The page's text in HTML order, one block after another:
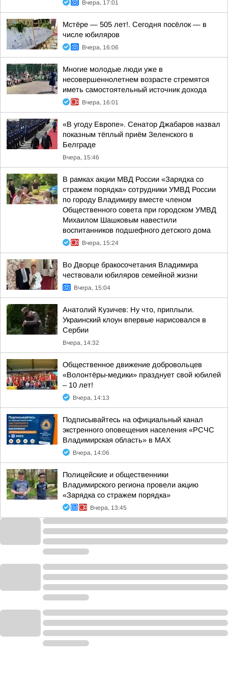
Вчера, 17:01
Мстёре — 505 лет!. Сегодня посёлок — в
числе юбиляров
Вчера, 16:06
Многие молодые люди уже в
несовершеннолетнем возрасте стремятся
иметь самостоятельный источник дохода
Вчера, 16:01
«В угоду Европе». Сенатор Джабаров назвал
показным тёплый приём Зеленского в
Белграде
Вчера, 15:46
В рамках акции МВД России «Зарядка со
стражем порядка» сотрудники УМВД России
по городу Владимиру вместе членом
Общественного совета при городском УМВД
Михаилом Шашковым навестили
воспитанников подшефного детского дома
Вчера, 15:24
Во Дворце бракосочетания Владимира
чествовали юбиляров семейной жизни
Вчера, 15:04
Анатолий Кузичев: Ну что, приплыли.
Украинский клоун впервые нарисовался в
Сербии
Вчера, 14:32
Общественное движение добровольцев
«Волонтёры-медики» празднует свой юбилей
– 10 лет!
Вчера, 14:13
Подписывайтесь на официальный канал
экстренного оповещения населения «РСЧС
Владимирская область» в МАХ
Вчера, 14:06
Полицейские и общественники
Владимирского региона провели акцию
«Зарядка со стражем порядка»
Вчера, 13:45